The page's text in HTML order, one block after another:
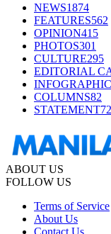
NEWS1874
FEATURES562
OPINION415
PHOTOS301
CULTURE295
EDITORIAL
COLUMNS82
STATEMENT72
ABOUT US
FOLLOW US
Terms of Service
About Us
Contact Us